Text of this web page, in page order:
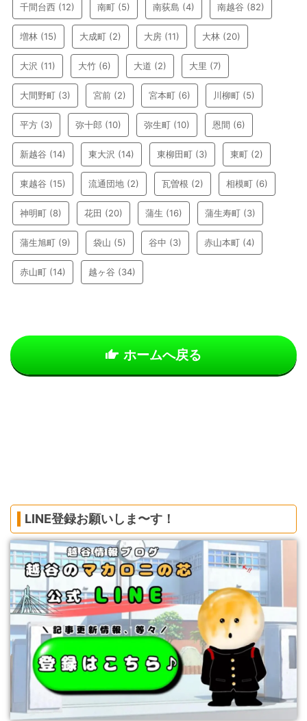
千間台西 (12) 南町 (5) 南荻島 (4) 南越谷 (82)
増林 (15) 大成町 (2) 大房 (11) 大林 (20)
大沢 (11) 大竹 (6) 大道 (2) 大里 (7)
大間野町 (3) 宮前 (2) 宮本町 (6) 川柳町 (5)
平方 (3) 弥十郎 (10) 弥生町 (10) 恩間 (6)
新越谷 (14) 東大沢 (14) 東柳田町 (3) 東町 (2)
東越谷 (15) 流通団地 (2) 瓦曽根 (2) 相模町 (6)
神明町 (8) 花田 (20) 蒲生 (16) 蒲生寿町 (3)
蒲生旭町 (9) 袋山 (5) 谷中 (3) 赤山本町 (4)
赤山町 (14) 越ヶ谷 (34)
ホームへ戻る
LINE登録お願いしま〜す！